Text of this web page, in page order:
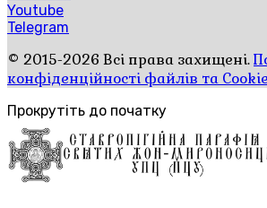
Youtube
Telegram
© 2015-2026 Всі права захищені.
конфіденційності файлів та Cookie
Прокрутіть до початку